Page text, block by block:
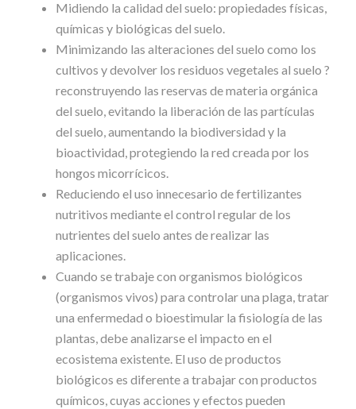
Midiendo la calidad del suelo: propiedades físicas,
químicas y biológicas del suelo.
Minimizando las alteraciones del suelo como los
cultivos ydevolver los residuos vegetales al suelo ?
reconstruyendo las reservas demateria orgánica
del suelo,evitando la liberación de las partículas
del suelo,aumentando la biodiversidad y la
bioactividad,protegiendo la red creada por los
hongos micorrícicos.
Reduciendo el uso innecesario defertilizantes
nutritivos medianteel control regularde los
nutrientes del suelo antes derealizar las
aplicaciones.
Cuando setrabajecon organismos biológicos
(organismos vivos) para controlaruna plaga,tratar
una enfermedad o bioestimular la fisiología de las
plantas,debeanalizarseel impacto en el
ecosistema existente. El uso deproductos
biológicos es diferentea trabajarcon productos
químicos,cuyas acciones yefectos pueden